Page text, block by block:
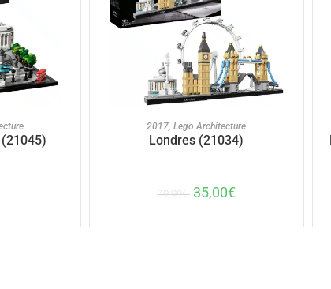
AJOUTER AU PANIER
2017,Lego Architecture
Londres (21034)
39,99€ 35,00€